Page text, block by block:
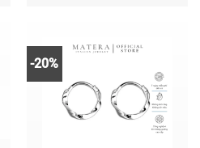
380.000 ₫
-20%